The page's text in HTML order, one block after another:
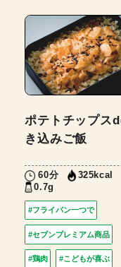
ポテトチップス
き込みご飯
60分
325kcal
0.7g
#フライパン一つで
#セブンプレミアム商品
#鶏肉 #こどもが喜ぶ